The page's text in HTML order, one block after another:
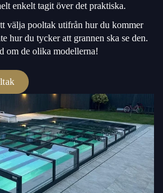
enkelt tagit över det praktiska.
välja pooltak utifrån hur du kommer
hur du tycker att grannen ska se den.
om de olika modellerna!